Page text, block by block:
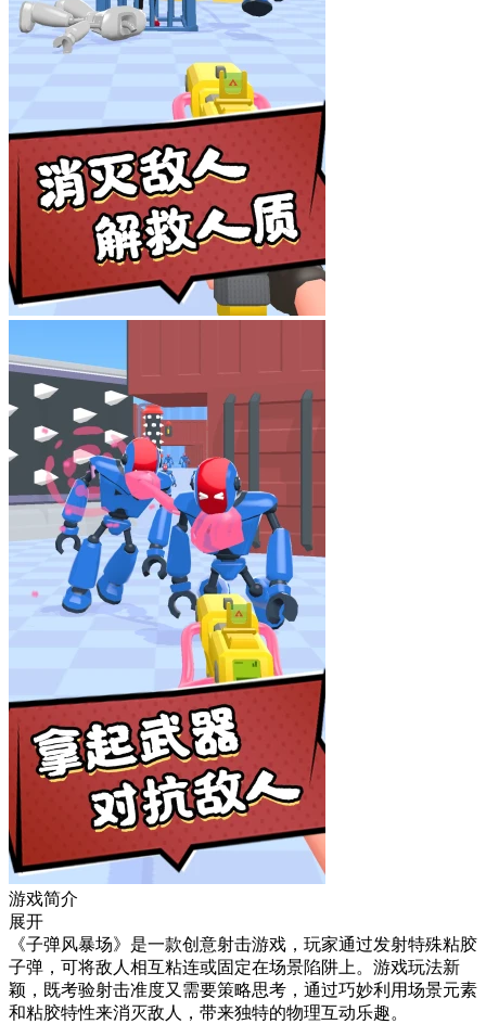
游戏简介
展开
《子弹风暴场》是一款创意射击游戏，玩家通过发射特殊粘胶
子弹，可将敌人相互粘连或固定在场景陷阱上。游戏玩法新
颖，既考验射击准度又需要策略思考，通过巧妙利用场景元素
和粘胶特性来消灭敌人，带来独特的物理互动乐趣。